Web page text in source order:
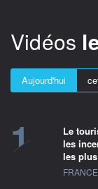
Vidéos
Aujourd'hui
1
Le
les
les